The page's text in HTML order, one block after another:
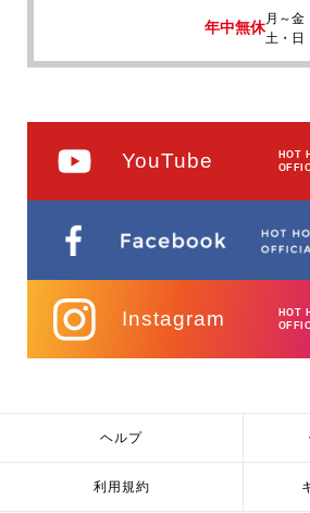
年中無休
月～金
土・日
YouTube
HOT
Instagram
HOT
ヘルプ
利用規約